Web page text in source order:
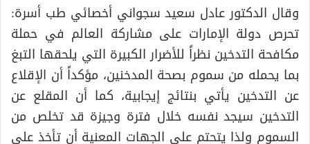
وقال الدكتور عادل سعيد سجواني أخصائي طب أسرة:
تحرص دولة الإمارات على مشاركة العالم في حملة
مكافحة التدخين نظراً للأضرار الكبيرة التي يلحقها التبغ
بما يحمله من سموم بصحة المدخنين، مؤكداً أن الإقلاع
عن التدخين يأتي بنتائج إيجابية، كما أن المقلع عن
التدخين سيجد نفسه خلال فترة وجيزة قد تخلص من
السموم ولذا يتحتم على الجهات المعنية أن تأخذ على